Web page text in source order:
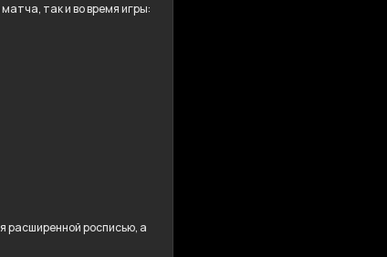
так и во время игры:
расширенной росписью, а